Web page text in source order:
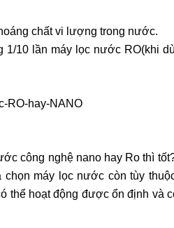
chất vi lượng trong nước.
10 lần máy lọc nước RO(khi
công nghệ nano hay Ro thì
máy lọc nước còn tùy
thể hoạt động được ổn định và